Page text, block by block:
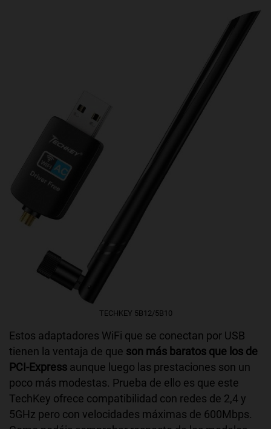
TECHKEY ‎5B12/5B10
Estos adaptadores WiFi que se conectan por USB
tienen la ventaja de que son más baratos que los de
PCI-Express aunque luego las prestaciones son un
poco más modestas. Prueba de ello es que este
TechKey ofrece compatibilidad con redes de 2,4 y
5GHz pero con velocidades máximas de 600Mbps.